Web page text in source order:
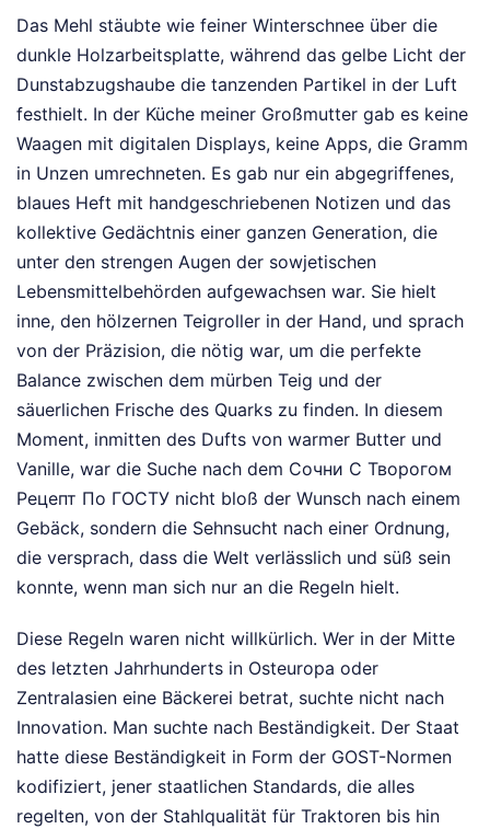
Das Mehl stäubte wie feiner Winterschnee über die
dunkle Holzarbeitsplatte, während das gelbe Licht der
Dunstabzugshaube die tanzenden Partikel in der Luft
festhielt. In der Küche meiner Großmutter gab es keine
Waagen mit digitalen Displays, keine Apps, die Gramm
in Unzen umrechneten. Es gab nur ein abgegriffenes,
blaues Heft mit handgeschriebenen Notizen und das
kollektive Gedächtnis einer ganzen Generation, die
unter den strengen Augen der sowjetischen
Lebensmittelbehörden aufgewachsen war. Sie hielt
inne, den hölzernen Teigroller in der Hand, und sprach
von der Präzision, die nötig war, um die perfekte
Balance zwischen dem mürben Teig und der
säuerlichen Frische des Quarks zu finden. In diesem
Moment, inmitten des Dufts von warmer Butter und
Vanille, war die Suche nach dem Сочни С Творогом
Рецепт По ГОСТУ nicht bloß der Wunsch nach einem
Gebäck, sondern die Sehnsucht nach einer Ordnung,
die versprach, dass die Welt verlässlich und süß sein
konnte, wenn man sich nur an die Regeln hielt.
Diese Regeln waren nicht willkürlich. Wer in der Mitte
des letzten Jahrhunderts in Osteuropa oder
Zentralasien eine Bäckerei betrat, suchte nicht nach
Innovation. Man suchte nach Beständigkeit. Der Staat
hatte diese Beständigkeit in Form der GOST-Normen
kodifiziert, jener staatlichen Standards, die alles
regelten, von der Stahlqualität für Traktoren bis hin